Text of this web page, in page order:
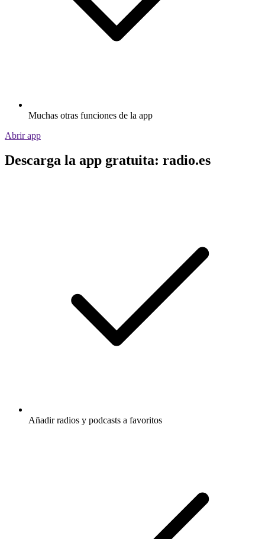
Muchas otras funciones de la app
Abrir app
Descarga la app gratuita: radio.es
Añadir radios y podcasts a favoritos